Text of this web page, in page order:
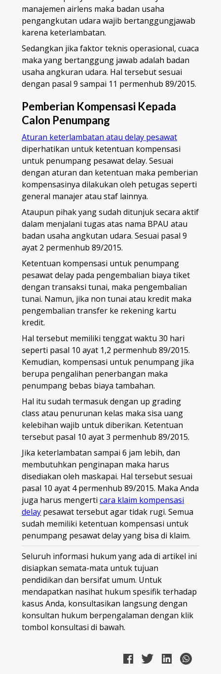
manajemen airlens maka badan usaha
pengangkutan udara wajib bertanggungjawab
karena keterlambatan.
Sedangkan jika faktor teknis operasional, cuaca
maka yang bertanggung jawab adalah badan
usaha angkuran udara. Hal tersebut sesuai
dengan pasal 9 sampai 11 permenhub 89/2015.
Pemberian Kompensasi Kepada
Calon Penumpang
Aturan keterlambatan atau delay pesawat
diperhatikan untuk ketentuan kompensasi
untuk penumpang pesawat delay. Sesuai
dengan aturan dan ketentuan maka pemberian
kompensasinya dilakukan oleh petugas seperti
general manajer atau staf lainnya.
Ataupun pihak yang sudah ditunjuk secara aktif
dalam menjalani tugas atas nama BPAU atau
badan usaha angkutan udara. Sesuai pasal 9
ayat 2 permenhub 89/2015.
Ketentuan kompensasi untuk penumpang
pesawat delay pada pengembalian biaya tiket
dengan transaksi tunai, maka pengembalian
tunai. Namun, jika non tunai atau kredit maka
pengembalian transfer ke rekening kartu
kredit.
Hal tersebut memiliki tenggat waktu 30 hari
seperti pasal 10 ayat 1,2 permenhub 89/2015.
Kemudian, kompensasi untuk penumpang jika
berupa pengalihan penerbangan maka
penumpang bebas biaya tambahan.
Hal itu sudah termasuk dengan up grading
class atau penurunan kelas maka sisa uang
kelebihan wajib untuk diberikan. Ketentuan
tersebut pasal 10 ayat 3 permenhub 89/2015.
Jika keterlambatan sampai 6 jam lebih, dan
membutuhkan penginapan maka harus
disediakan oleh maskapai. Hal tersebut sesuai
pasal 10 ayat 4 permenhub 89/2015. Maka Anda
juga harus mengerti cara klaim kompensasi
delay pesawat tersebut agar tidak rugi. Semua
sudah memiliki ketentuan kompensasi untuk
penumpang pesawat delay yang bisa di klaim.
Seluruh informasi hukum yang ada di artikel ini
disiapkan semata-mata untuk tujuan
pendidikan dan bersifat umum. Untuk
mendapatkan nasihat hukum spesifik terhadap
kasus Anda, konsultasikan langsung dengan
konsultan hukum berpengalaman dengan klik
tombol konsultasi di bawah.